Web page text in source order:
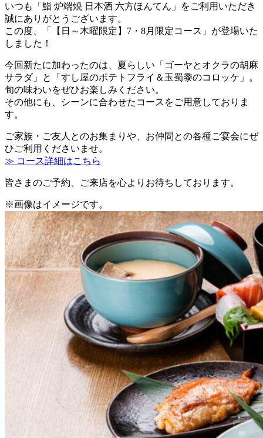
いつも「鮨 炉端焼 日本酒 六方ほんてん」をご利用いただき
誠にありがとうございます。
この度、「【日～木曜限定】7・8月限定コース」が登場いた
しました！
今回新たに加わったのは、夏らしい「ゴーヤとオクラの胡麻
サラダ」と「すし屋のポテトフライ＆玉蜀黍のコロッケ」。
旬の味わいをぜひお楽しみください。
その他にも、シーンに合わせたコースをご用意しておりま
す。
ご家族・ご友人とのお集まりや、お仲間との各種ご宴会にぜ
ひご利用くださいませ。
≫ コース詳細はこちら
皆さまのご予約、ご来店を心よりお待ちしております。
※画像はイメージです。